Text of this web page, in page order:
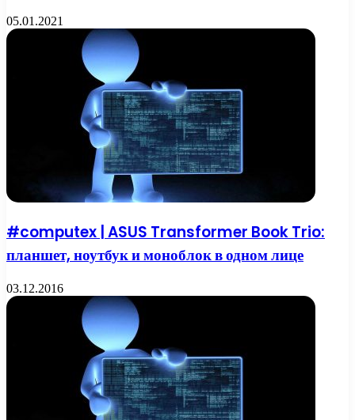
05.01.2021
#computex | ASUS Transformer Book Trio:
планшет, ноутбук и моноблок в одном лице
03.12.2016